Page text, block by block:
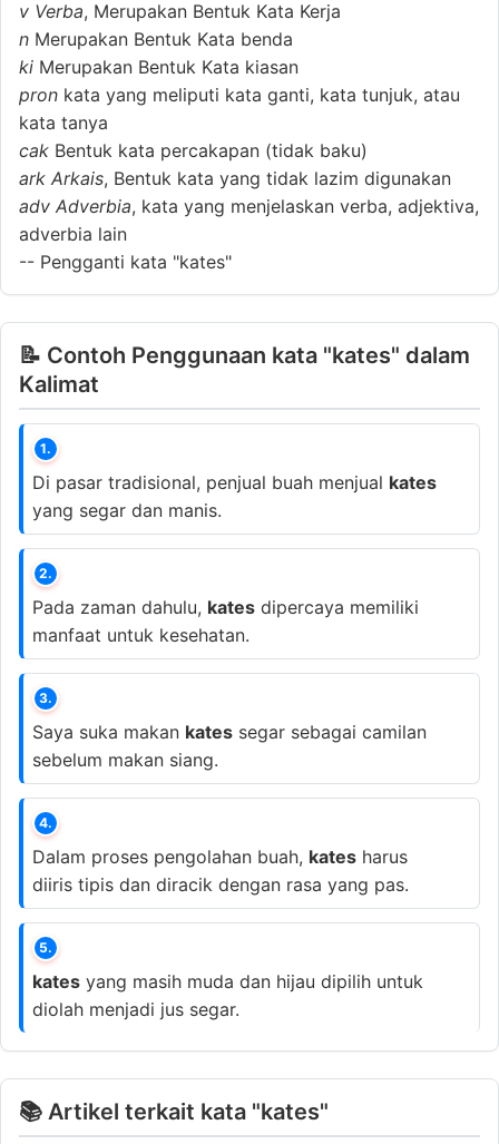
v Verba, Merupakan Bentuk Kata Kerja
n Merupakan Bentuk Kata benda
ki Merupakan Bentuk Kata kiasan
pron kata yang meliputi kata ganti, kata tunjuk, atau
kata tanya
cak Bentuk kata percakapan (tidak baku)
ark Arkais, Bentuk kata yang tidak lazim digunakan
adv Adverbia, kata yang menjelaskan verba, adjektiva,
adverbia lain
-- Pengganti kata "kates"
📝 Contoh Penggunaan kata "kates" dalam
Kalimat
1.
Di pasar tradisional, penjual buah menjual kates
yang segar dan manis.
2.
Pada zaman dahulu, kates dipercaya memiliki
manfaat untuk kesehatan.
3.
Saya suka makan kates segar sebagai camilan
sebelum makan siang.
4.
Dalam proses pengolahan buah, kates harus
diiris tipis dan diracik dengan rasa yang pas.
5.
kates yang masih muda dan hijau dipilih untuk
diolah menjadi jus segar.
📚 Artikel terkait kata "kates"